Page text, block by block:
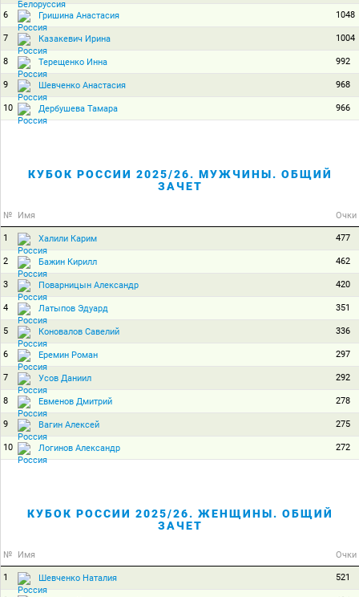
6 Гришина Анастасия 1048
7 Казакевич Ирина 1004
8 Терещенко Инна 992
9 Шевченко Анастасия 968
10 Дербушева Тамара 966
КУБОК РОССИИ 2025/26. МУЖЧИНЫ. ОБЩИЙ
ЗАЧЕТ
№ Имя Очки
1 Халили Карим 477
2 Бажин Кирилл 462
3 Поварницын Александр 420
4 Латыпов Эдуард 351
5 Коновалов Савелий 336
6 Еремин Роман 297
7 Усов Даниил 292
8 Евменов Дмитрий 278
9 Вагин Алексей 275
10 Логинов Александр 272
КУБОК РОССИИ 2025/26. ЖЕНЩИНЫ. ОБЩИЙ
ЗАЧЕТ
№ Имя Очки
1 Шевченко Наталия 521